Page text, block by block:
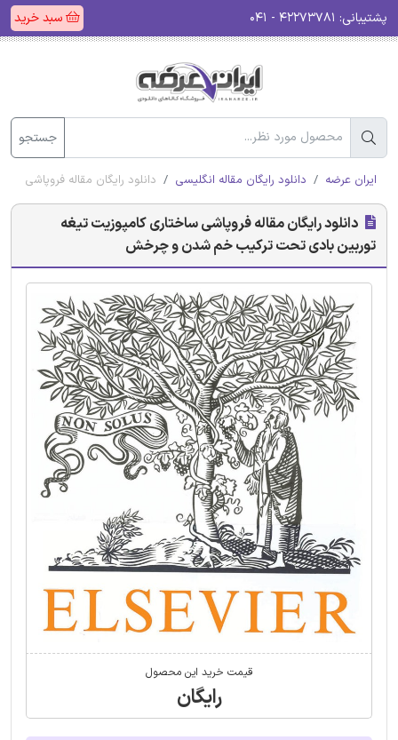
پشتیبانی: سبد خرید
جستجو
ایران عرضه دانلود رایگان مقاله انگلیسی دانلود رایگان مقاله
دانلود رایگان مقاله فروپاشی ساختاری کامپوزیت تیغه
توربین بادی تحت ترکیب خم شدن و چرخش
قیمت خرید این محصول
رایگان